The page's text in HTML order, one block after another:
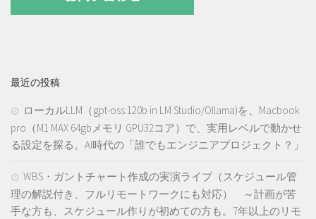
最近の投稿
ローカルLLM（gpt-oss:120b in LM Studio/Ollama)を、Macbook
pro（M1 MAX 64gbメモリ GPU32コア）で、実用レベルで動かせ
る設定を探る。AI時代の「誰でもエンジニアプロジェクト？」
WBS・ガントチャート作成の実演ライブ（スケジュール管
理の解説付き、フルリモートワークにも対応） ～計画が苦
手な方も、スケジュール作りが初めての方も。7年以上のリモ